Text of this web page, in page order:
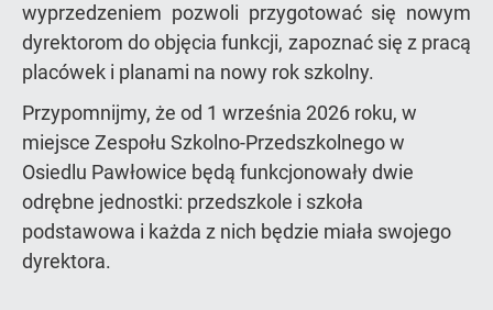
wyprzedzeniem pozwoli przygotować się nowym
dyrektorom do objęcia funkcji, zapoznać się z pracą
placówek i planami na nowy rok szkolny.
Przypomnijmy, że od 1 września 2026 roku, w
miejsce Zespołu Szkolno-Przedszkolnego w
Osiedlu Pawłowice będą funkcjonowały dwie
odrębne jednostki: przedszkole i szkoła
podstawowa i każda z nich będzie miała swojego
dyrektora.